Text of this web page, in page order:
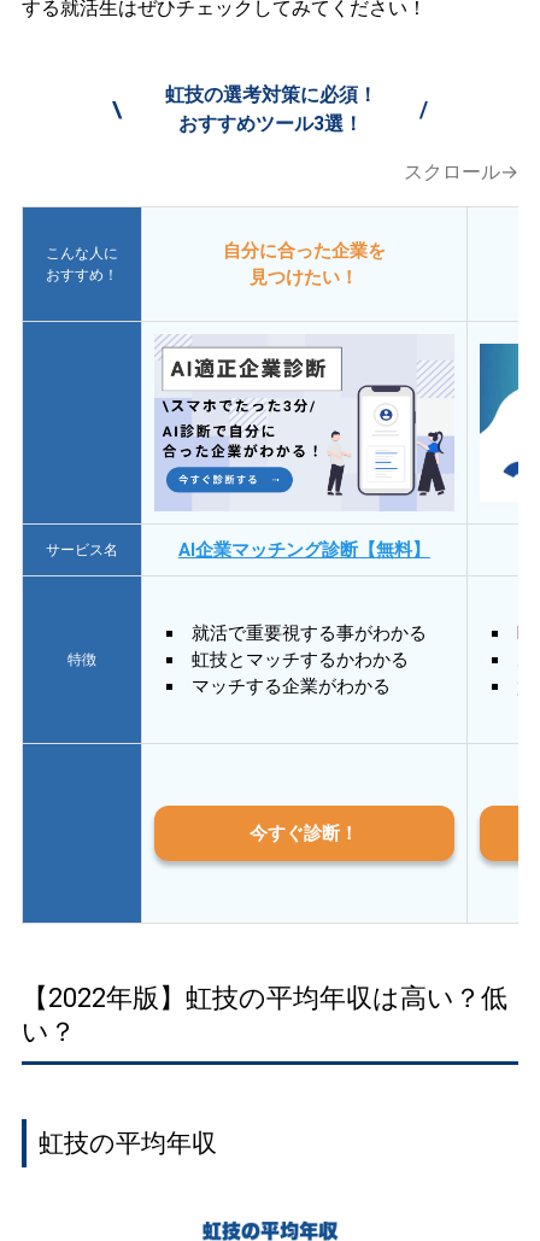
する就活生はぜひチェックしてみてください！
\
虹技の選考対策に必須！
おすすめツール3選！
/
スクロール→
こんな人に
おすすめ！
自分に合った企業を
見つけたい！
サービス名 AI企業マッチング診断【無料】
特徴
就活で重要視する事がわかる
虹技とマッチするかわかる
マッチする企業がわかる
質
今すぐ診断！
【2022年版】虹技の平均年収は高い？低
い？
虹技の平均年収